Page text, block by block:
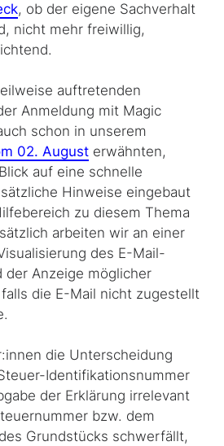
, ob der eigene Sachverhalt
nicht mehr freiwillig,
auftretenden
Anmeldung mit Magic
schon in unserem
02. August erwähnten,
auf eine schnelle
Hinweise eingebaut
zu diesem Thema
arbeiten wir an einer
des E-Mail-
der Anzeige möglicher
die E-Mail nicht zugestellt
die Unterscheidung
Identifikationsnummer
der Erklärung irrelevant
bzw. dem
Grundstücks schwerfällt,